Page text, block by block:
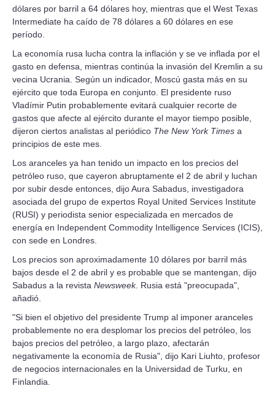
dólares por barril a 64 dólares hoy, mientras que el West Texas
Intermediate ha caído de 78 dólares a 60 dólares en ese
período.
La economía rusa lucha contra la inflación y se ve inflada por el
gasto en defensa, mientras continúa la invasión del Kremlin a su
vecina Ucrania. Según un indicador, Moscú gasta más en su
ejército que toda Europa en conjunto. El presidente ruso
Vladímir Putin probablemente evitará cualquier recorte de
gastos que afecte al ejército durante el mayor tiempo posible,
dijeron ciertos analistas al periódico The New York Times a
principios de este mes.
Los aranceles ya han tenido un impacto en los precios del
petróleo ruso, que cayeron abruptamente el 2 de abril y luchan
por subir desde entonces, dijo Aura Sabadus, investigadora
asociada del grupo de expertos Royal United Services Institute
(RUSI) y periodista senior especializada en mercados de
energía en Independent Commodity Intelligence Services (ICIS),
con sede en Londres.
Los precios son aproximadamente 10 dólares por barril más
bajos desde el 2 de abril y es probable que se mantengan, dijo
Sabadus a la revista Newsweek. Rusia está "preocupada",
añadió.
"Si bien el objetivo del presidente Trump al imponer aranceles
probablemente no era desplomar los precios del petróleo, los
bajos precios del petróleo, a largo plazo, afectarán
negativamente la economía de Rusia", dijo Kari Liuhto, profesor
de negocios internacionales en la Universidad de Turku, en
Finlandia.